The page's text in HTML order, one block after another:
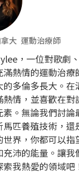
大 運動治療師
，一位對歌劇
滿熱情的運動治療
的多倫多長大。在
熱情，並喜歡在對
素。無論我們討論
馬匹養殖技術，還
世界，你都可以指
充沛的能量。讓我
我熱愛的領域吧